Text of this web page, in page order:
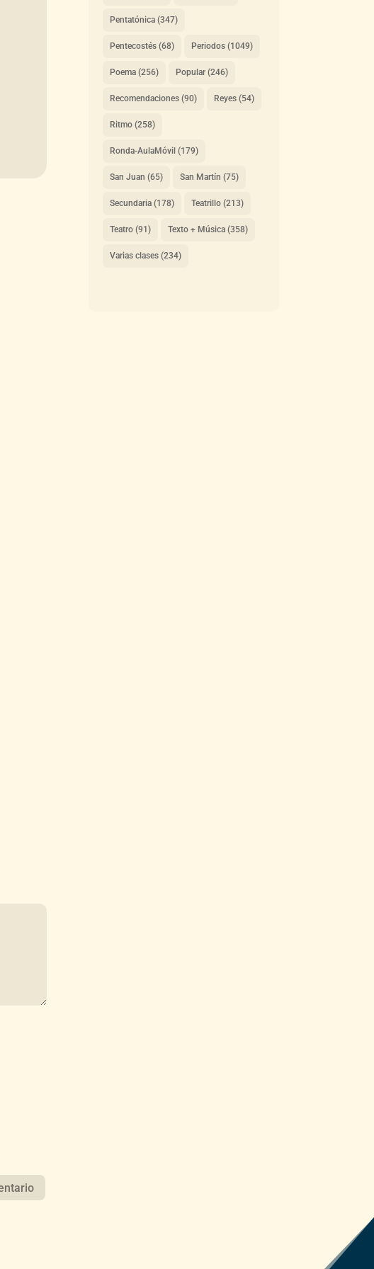
Pentatónica(347)
Pentecostés(68) Periodos(1049)
Poema(256) Popular(246)
Recomendaciones(90) Reyes(54)
Ritmo(258)
Ronda-AulaMóvil (179)
San Juan (65) San Martín (75)
Secundaria(178) Teatrillo(213)
Teatro(91) Texto + Música(358)
Varias clases(234)